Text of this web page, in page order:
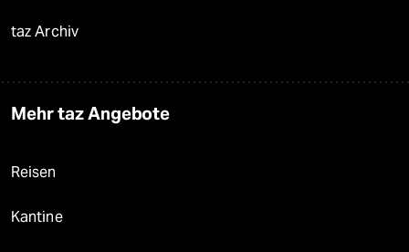
taz Archiv
Mehr taz Angebote
Reisen
Kantine